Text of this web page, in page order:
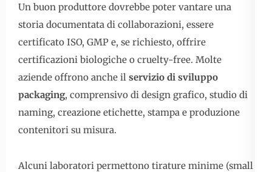
Un buon produttore dovrebbe poter vantare una
storia documentata di collaborazioni, essere
certificato ISO, GMP e, se richiesto, offrire
certificazioni biologiche o cruelty-free. Molte
aziende offrono anche il servizio di sviluppo
packaging, comprensivo di design grafico, studio di
naming, creazione etichette, stampa e produzione
contenitori su misura.
Alcuni laboratori permettono tirature minime (small